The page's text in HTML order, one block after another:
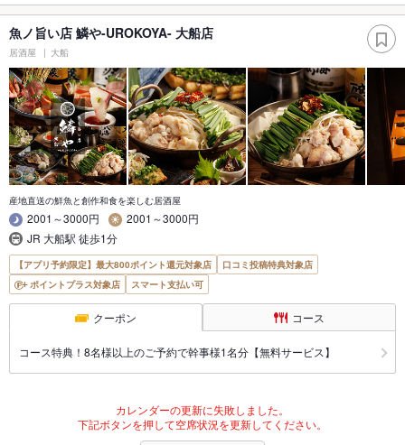
魚ノ旨い店 鱗や-UROKOYA- 大船店
居酒屋 大船
産地直送の鮮魚と創作和食を楽しむ居酒屋
2001～3000円
2001～3000円
JR 大船駅 徒歩1分
【アプリ予約限定】最大800ポイント還元対象店
口コミ投稿特典対象店
ポイントプラス対象店
スマート支払い可
クーポン コース
コース特典！8名様以上のご予約で幹事様1名分【無料サービス】
カレンダーの更新に失敗しました。
下記ボタンを押して空席状況を更新してください。